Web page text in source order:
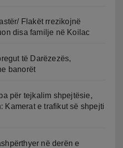
Flakët rrezikojnë
disa familje në Koilac
të Darëzezës,
banorët
për tejkalim shpejtësie,
Kamerat e trafikut së shpejti
në derën e